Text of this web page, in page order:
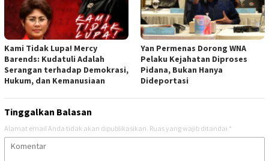
Kami Tidak Lupa! Mercy
Barends: Kudatuli Adalah
Serangan terhadap Demokrasi,
Hukum, dan Kemanusiaan
Yan Permenas Dorong WNA
Pelaku Kejahatan Diproses
Pidana, Bukan Hanya
Dideportasi
Tinggalkan Balasan
Alamat email Anda tidak akan dipublikasikan. Ruas yang wajib ditandai *